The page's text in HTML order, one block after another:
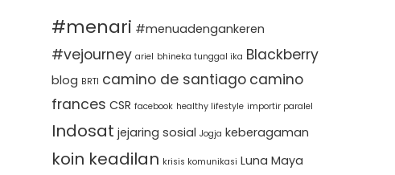
#menari #menuadengankeren
#vejourney ariel bhineka tunggal ika Blackberry
blog BRTI camino de santiago camino
frances CSR facebook healthy lifestyle importir paralel
Indosat jejaring sosial Jogja keberagaman
koin keadilan krisis komunikasi Luna Maya